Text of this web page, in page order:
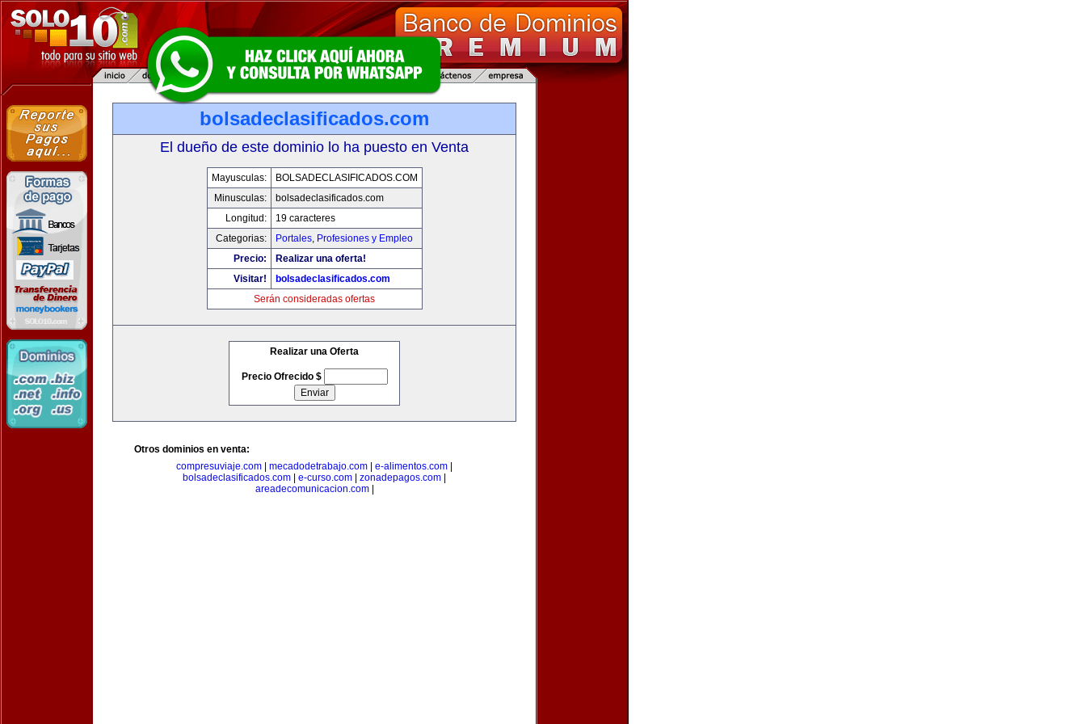
bolsadeclasificados.com
El dueño de este dominio lo ha puesto en Venta
Mayusculas:
BOLSADECLASIFICADOS.COM
Minusculas:
bolsadeclasificados.com
Longitud:
19 caracteres
Categorias:
Portales, Profesiones y Empleo
Precio:
Realizar una oferta!
Visitar!
bolsadeclasificados.com
Serán consideradas ofertas
Realizar una Oferta
Precio Ofrecido $
Otros dominios en venta:
compresuviaje.com
mecadodetrabajo.com e-alimentos.com
bolsadeclasificados.com
e-curso.com zonadepagos.com
areadecomunicacion.com|